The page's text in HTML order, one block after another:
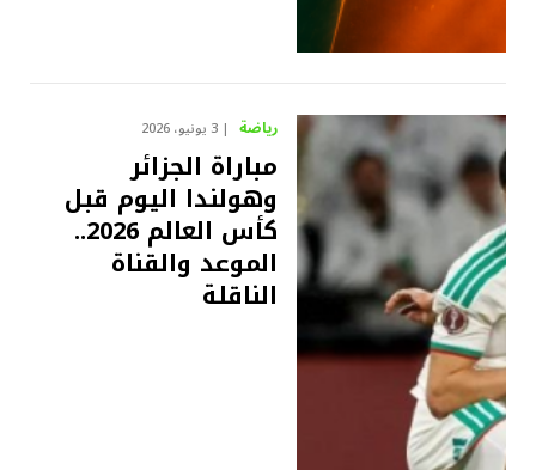
رياضة 3 يونيو، 2026
مباراة الجزائر
وهولندا اليوم قبل
كأس العالم 2026..
الموعد والقناة
الناقلة